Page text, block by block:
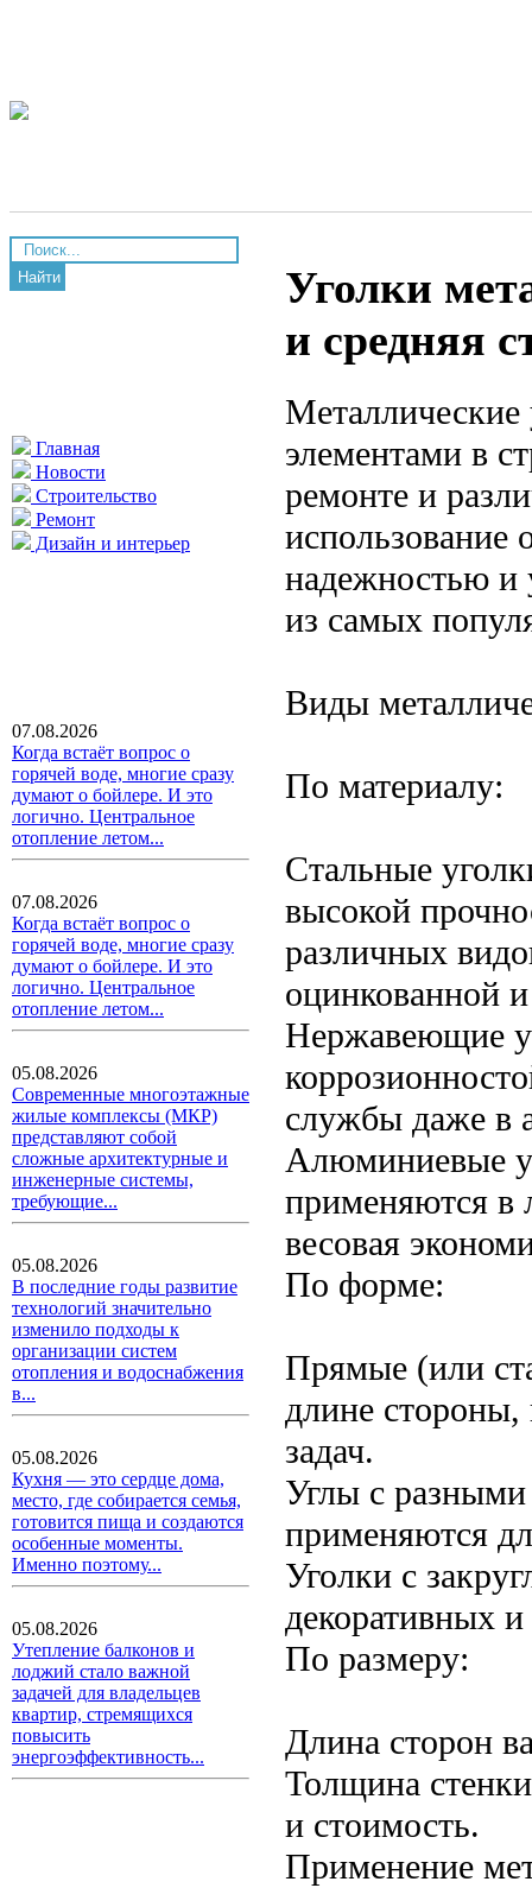
Найти
Главная
Новости
Строительство
Ремонт
Дизайн и интерьер
07.08.2026
Когда встаёт вопрос о
горячей воде, многие сразу
думают о бойлере. И это
логично. Центральное
отопление летом...
07.08.2026
Когда встаёт вопрос о
горячей воде, многие сразу
думают о бойлере. И это
логично. Центральное
отопление летом...
05.08.2026
Современные многоэтажные
жилые комплексы (МКР)
представляют собой
сложные архитектурные и
инженерные системы,
требующие...
05.08.2026
В последние годы развитие
технологий значительно
изменило подходы к
организации систем
отопления и водоснабжения
в...
05.08.2026
Кухня — это сердце дома,
место, где собирается семья,
готовится пища и создаются
особенные моменты.
Именно поэтому...
05.08.2026
Утепление балконов и
лоджий стало важной
задачей для владельцев
квартир, стремящихся
повысить
энергоэффективность...
Уголки
и средняя
элементами в
ремонте и
использование
надежностью и
из самых
Виды
По материалу:
Стальные
высокой
различных
оцинкованной
Нержавеющие
службы даже в
Алюминиевые
применяются в
весовая
По форме:
Прямые (или
длине стороны,
задач.
Углы с разными
применяются
Уголки с
декоративных и
По размеру:
Длина сторон
Толщина
и стоимость.
Применение